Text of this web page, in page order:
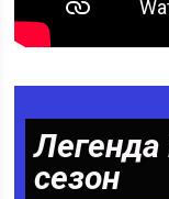
сезон